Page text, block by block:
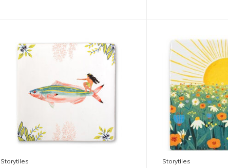
Storytiles Storytiles